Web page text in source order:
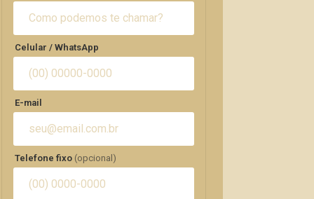
Celular / WhatsApp
E-mail
Telefone fixo (opcional)